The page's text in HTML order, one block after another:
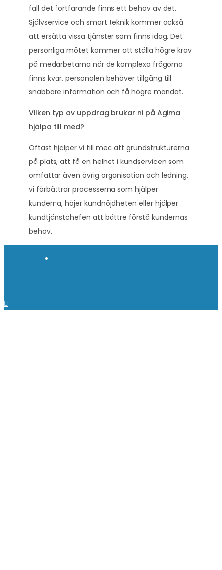
fall det fortfarande finns ett behov av det.
Självservice och smart teknik kommer också
att ersätta vissa tjänster som finns idag. Det
personliga mötet kommer att ställa högre krav
på medarbetarna när de komplexa frågorna
finns kvar, personalen behöver tillgång till
snabbare information och få högre mandat.
Vilken typ av uppdrag brukar ni på Agima
hjälpa till med?
Oftast hjälper vi till med att grundstrukturerna
på plats, att få en helhet i kundservicen som
omfattar även övrig organisation och ledning,
vi förbättrar processerna som hjälper
kunderna, höjer kundnöjdheten eller hjälper
kundtjänstchefen att bättre förstå kundernas
behov.